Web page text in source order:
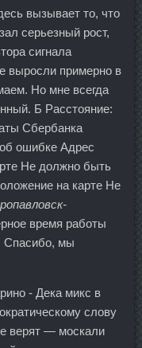
вызывает то, что
серьезный рост,
сигнала
выросли примерно в
Но мне всегда
Б Расстояние:
Сбербанка
ошибке Адрес
Не должно быть
на карте Не
время работы
Спасибо, мы
- Дека микс в
слову
верят — москали